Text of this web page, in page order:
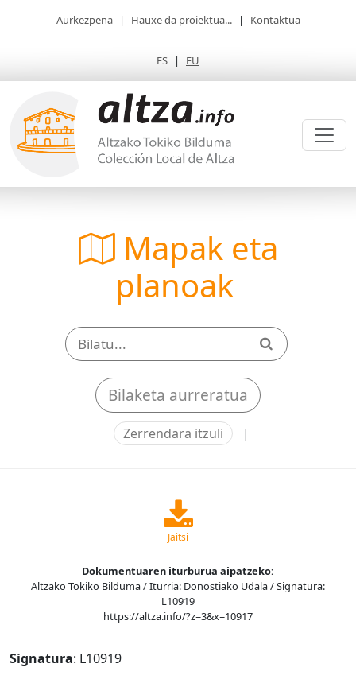
Aurkezpena | Hauxe da proiektua... | Kontaktua
ES | EU
Mapak eta
planoak
Bilaketa aurreratua
Zerrendara itzuli |
Jaitsi
Dokumentuaren iturburua aipatzeko:
Altzako Tokiko Bilduma / Iturria: Donostiako Udala / Signatura:
L10919
https://altza.info/?z=3&x=10917
Signatura: L10919